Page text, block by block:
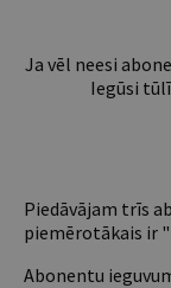
Ja vēl neesi
Iegūsi
Piedāvājam trīs
piemērotākais ir
Abonentu